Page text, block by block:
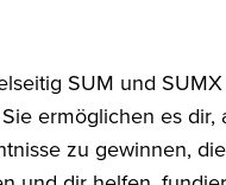
SUM und
ermöglichen es dir,
zu gewinnen,